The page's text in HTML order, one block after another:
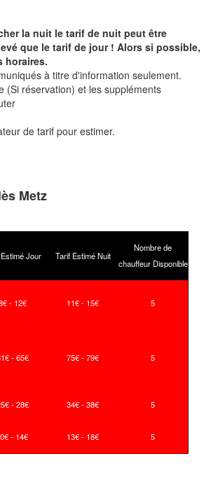
la nuit le tarif de nuit peut être
que le tarif de jour ! Alors si possible,
horaires.
à titre d'information seulement.
(Si réservation) et les suppléments
de tarif pour estimer.
Metz
Jour
Tarif Estimé Nuit
Nombre de
chauffeur Disponible
- 12€ 11€ - 15€ 5
- 65€ 75€ - 79€ 5
- 28€ 34€ - 38€ 5
- 14€ 13€ - 18€ 5